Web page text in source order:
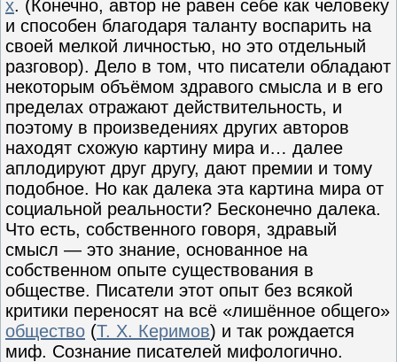
х. (Конечно, автор не равен себе как человеку
и способен благодаря таланту воспарить на
своей мелкой личностью, но это отдельный
разговор). Дело в том, что писатели обладают
некоторым объёмом здравого смысла и в его
пределах отражают действительность, и
поэтому в произведениях других авторов
находят схожую картину мира и… далее
аплодируют друг другу, дают премии и тому
подобное. Но как далека эта картина мира от
социальной реальности? Бесконечно далека.
Что есть, собственного говоря, здравый
смысл — это знание, основанное на
собственном опыте существования в
обществе. Писатели этот опыт без всякой
критики переносят на всё «лишённое общего»
общество (Т. Х. Керимов) и так рождается
миф. Сознание писателей мифологично.